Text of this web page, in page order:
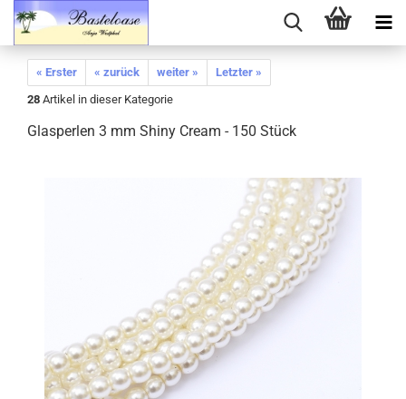
« Erster « zurück weiter »
Letzter »
28 Artikel in dieser Kategorie
Glasperlen 3 mm Shiny Cream - 150 Stück